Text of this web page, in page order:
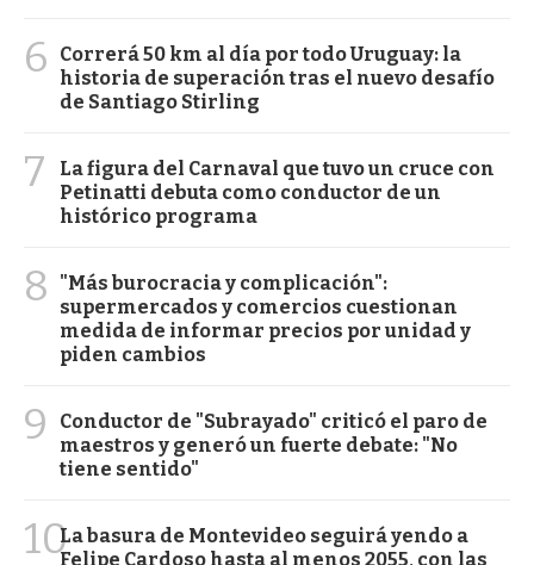
6
Correrá 50 km al día por todo Uruguay: la
historia de superación tras el nuevo desafío
de Santiago Stirling
7
La figura del Carnaval que tuvo un cruce con
Petinatti debuta como conductor de un
histórico programa
8
"Más burocracia y complicación":
supermercados y comercios cuestionan
medida de informar precios por unidad y
piden cambios
9
Conductor de "Subrayado" criticó el paro de
maestros y generó un fuerte debate: "No
tiene sentido"
10La basura de Montevideo seguirá yendo a
Felipe Cardoso hasta al menos 2055, con las